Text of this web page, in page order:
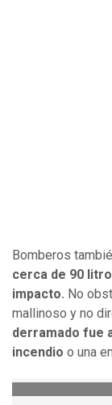
Bomberos
cerca de 90
impacto. No
mallinoso y no
derramado fue
incendio o una